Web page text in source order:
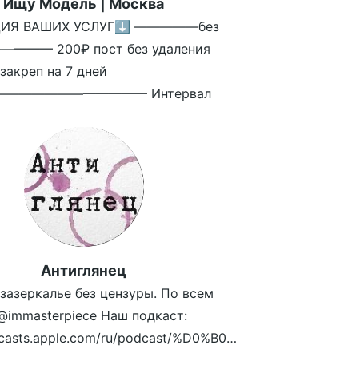
Ищу Модель | Москва
ВАШИХ УСЛУГ⬇️ —————без
200₽ пост без удаления
на 7 дней
Интервал
view
Антиглянец
без цензуры. По всем
Наш подкаст:
https://podcasts.apple.com/ru/podcast/%D0%B0%D0%BD%D1%82%D0%B8%D0%B3%D0%BB%D1%8F%D0%BD%D0%B5%D1%86/id1461850339